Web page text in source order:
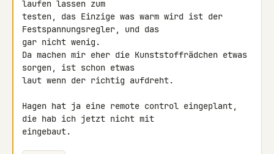
laufen lassen zum
testen, das Einzige was warm wird ist der
Festspannungsregler, und das
gar nicht wenig.
Da machen mir eher die Kunststoffrädchen etwas
sorgen, ist schon etwas
laut wenn der richtig aufdreht.
Hagen hat ja eine remote control eingeplant,
die hab ich jetzt nicht mit
eingebaut.